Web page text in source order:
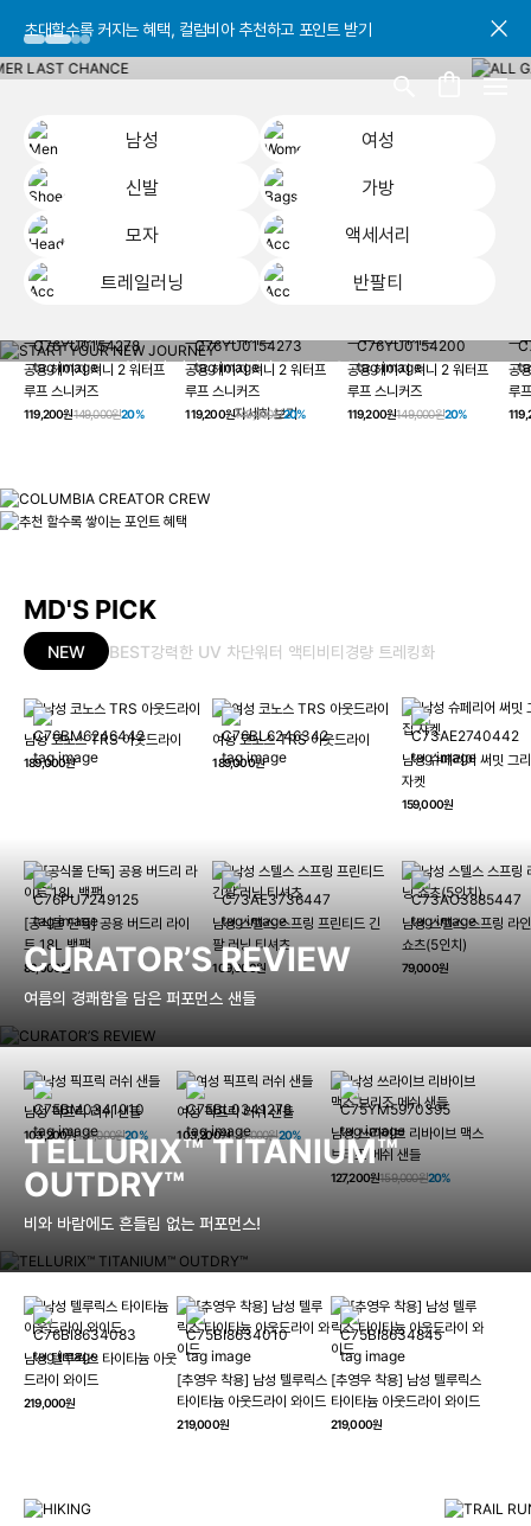
초대할수록 커지는 혜택, 컬럼비아 추천하고 포인트 받기
초대할수록 커지는 혜택, 컬럼비아 추천하고 포인트 받기
초대할수록 커지는 혜택, 컬럼비아 추천하고 포인트 받기
남성
여성
신발
가방
모자
액세서리
트레일러닝
반팔티
START YOUR
헤이지 져니 New 컬러 UP TO 20% OFF
자세히 보기
공용 헤이지 져니 2 워터프
루프 스니커즈
119,200원149,000원20%
공용 헤이지 져니 2 워터프
루프 스니커즈
119,200원149,000원20%
공용 헤이지 져니 2 워터프
루프 스니커즈
119,200원149,000원20%
공
루
MD'S PICK
NEW BEST강력한 UV 차단워터 액티비티경량 트레킹화
남성 코노스 TRS 아웃드라이
189,000원
여성 코노스 TRS 아웃드라이
189,000원
남성 슈페리어 써밋 그
자켓
159,000원
[공식몰 단독] 공용 버드리 라이
트 18L 백팩
89,000원
남성 스텔스 스프링 프린티드 긴
팔 러닝 티셔츠
109,000원
남성 스텔스 스프링 라
쇼츠(5인치)
79,000원
CURATOR’S REVIEW
여름의 경쾌함을 담은 퍼포먼스 샌들
남성 픽프릭 러쉬 샌들
103,200원129,000원20%
여성 픽프릭 러쉬 샌들
103,200원129,000원20%
남성 쓰라이브 리바이브 맥스
브리즈 메쉬 샌들
127,200원159,000원20%
TELLURIX™ TITANIUM™
OUTDRY™
비와 바람에도 흔들림 없는 퍼포먼스!
남성 텔루릭스 타이타늄 아웃
드라이 와이드
219,000원
[추영우 착용] 남성 텔루릭스
타이타늄 아웃드라이 와이드
219,000원
[추영우 착용] 남성 텔루릭스
타이타늄 아웃드라이 와이드
219,000원
HIKING
컬럼비아와 함께 일상을 벗어나
하이킹, 트레킹 등 아웃도어 활동을 즐겨보세요.